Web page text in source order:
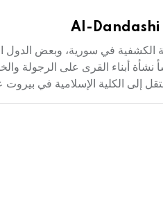
Al-
مؤسس الحركة الكشفية في سورية،
نشأة أبناء القرى على الرجولة
الإسلامية في بيروت عام 1923-